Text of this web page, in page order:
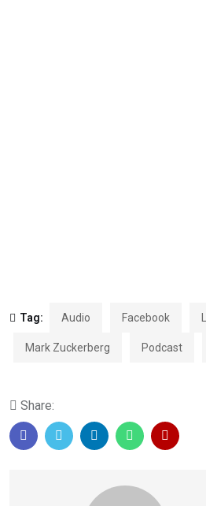
Tag: Audio Facebook
Mark Zuckerberg Podcast
Share: